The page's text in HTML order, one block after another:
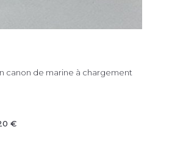
canon de marine à chargement
€